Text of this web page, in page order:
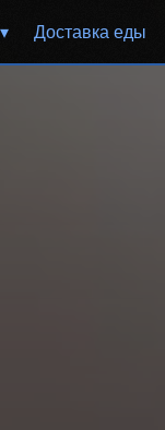
Доставка еды